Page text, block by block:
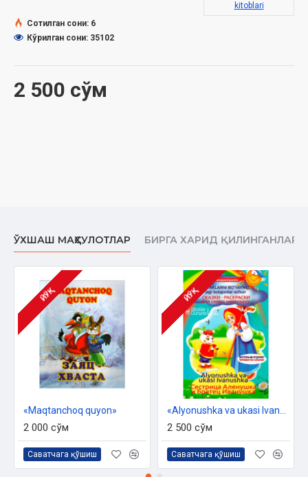
2 500 сўм
kitoblari
Сотилган сони: 6
Кўрилган сони: 35102
ЎХШАШ МАҲСУЛОТЛАР БИРГА ХАРИД ҚИЛИНГАНЛАР
ЙЎҚ
«Maqtanchoq quyon»
2 000 сўм
Саватчага қўшиш
ЙЎҚ
2 500 сўм
Саватчага қўшиш